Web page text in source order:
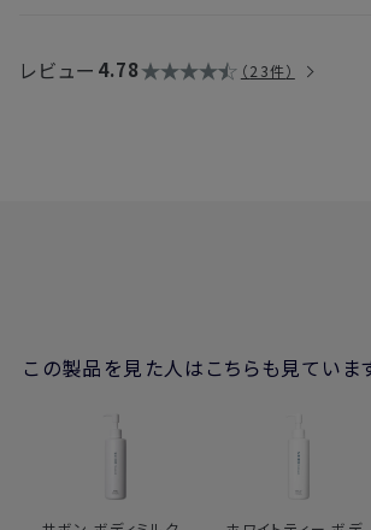
レビュー 4.78 23件
この製品を見た人はこちらも見ていま